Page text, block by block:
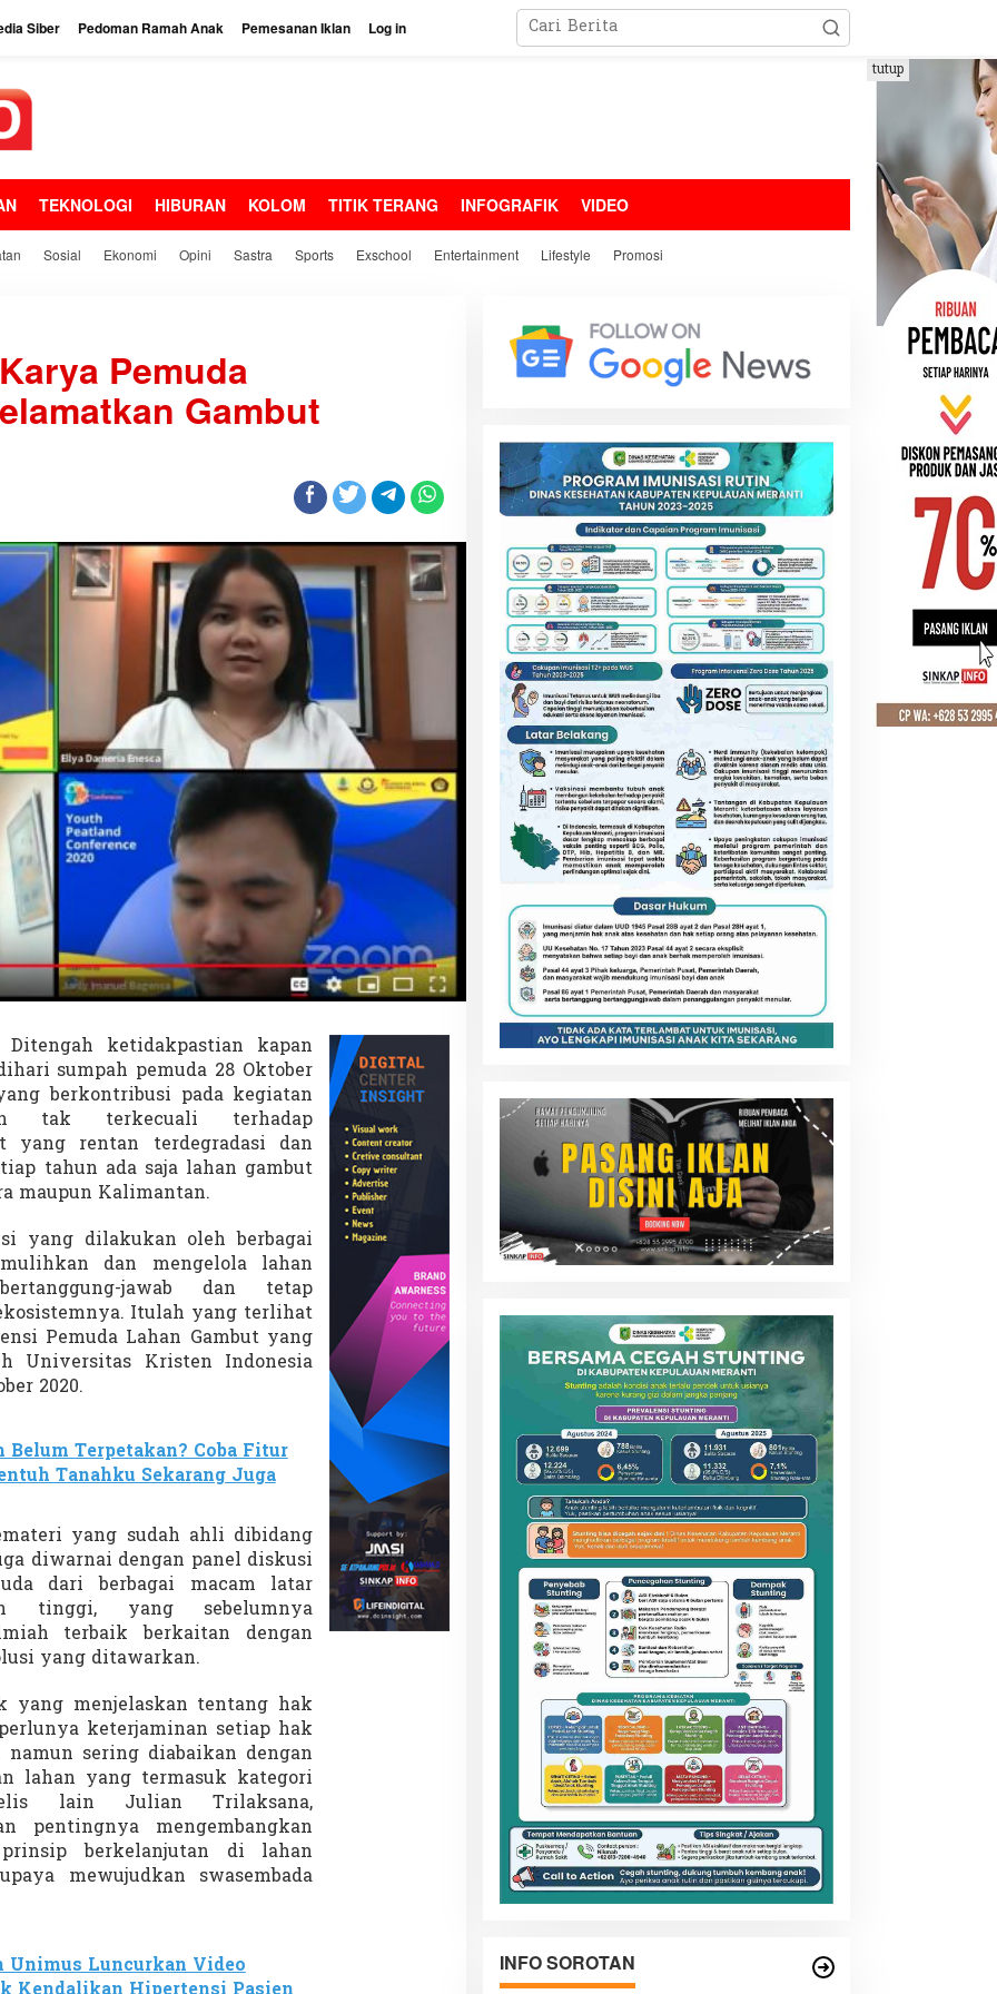
Siber Pedoman Ramah Anak Pemesanan Iklan Log in
TEKNOLOGI HIBURAN KOLOM TITIK TERANG INFOGRAFIK VIDEO
Sosial Ekonomi Opini Sastra Sports Exschool Entertainment Lifestyle Promosi
tutup
Pemuda
Gambut
Ditengah ketidakpastian kapan
sumpah pemuda 28 Oktober
berkontribusi pada kegiatan
tak terkecuali terhadap
yang rentan terdegradasi dan
tahun ada saja lahan gambut
maupun Kalimantan.
yang dilakukan oleh berbagai
dan mengelola lahan
jawab dan tetap
Itulah yang terlihat
Pemuda Lahan Gambut yang
Universitas Kristen Indonesia
2020.
Belum Terpetakan? Coba Fitur
Tanahku Sekarang Juga
yang sudah ahli dibidang
diwarnai dengan panel diskusi
dari berbagai macam latar
tinggi, yang sebelumnya
terbaik berkaitan dengan
yang ditawarkan.
yang menjelaskan tentang hak
keterjaminan setiap hak
sering diabaikan dengan
lahan yang termasuk kategori
lain Julian Trilaksana,
pentingnya mengembangkan
berkelanjutan di lahan
mewujudkan swasembada
Unimus Luncurkan Video
INFO SOROTAN